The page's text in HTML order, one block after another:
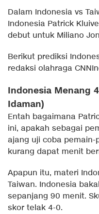
Dalam Indonesia vs
Indonesia Patrick
debut untuk Miliano
Berikut prediksi
redaksi olahraga
Indonesia Menang
Idaman)
Entah bagaimana
ini, apakah sebagai
ajang uji coba
kurang dapat menit
Apapun itu, materi
Taiwan. Indonesia
sepanjang 90 menit.
skor telak 4-0.